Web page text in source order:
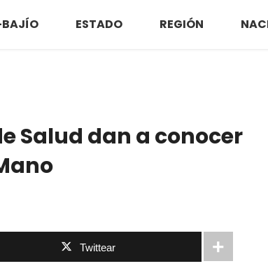
ESTADO REGIÓN
Salud dan a conocer
Twittear